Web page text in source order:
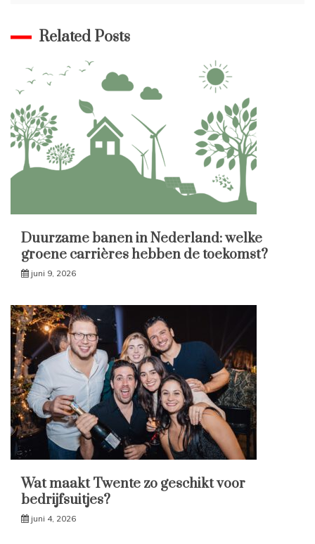
Related Posts
Duurzame banen in Nederland: welke
groene carrières hebben de toekomst?
juni 9, 2026
Wat maakt Twente zo geschikt voor
bedrijfsuitjes?
juni 4, 2026